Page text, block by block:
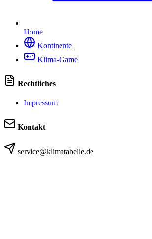
Home
Kontinente
Klima-Game
Rechtliches
Impressum
Kontakt
service@klimatabelle.de